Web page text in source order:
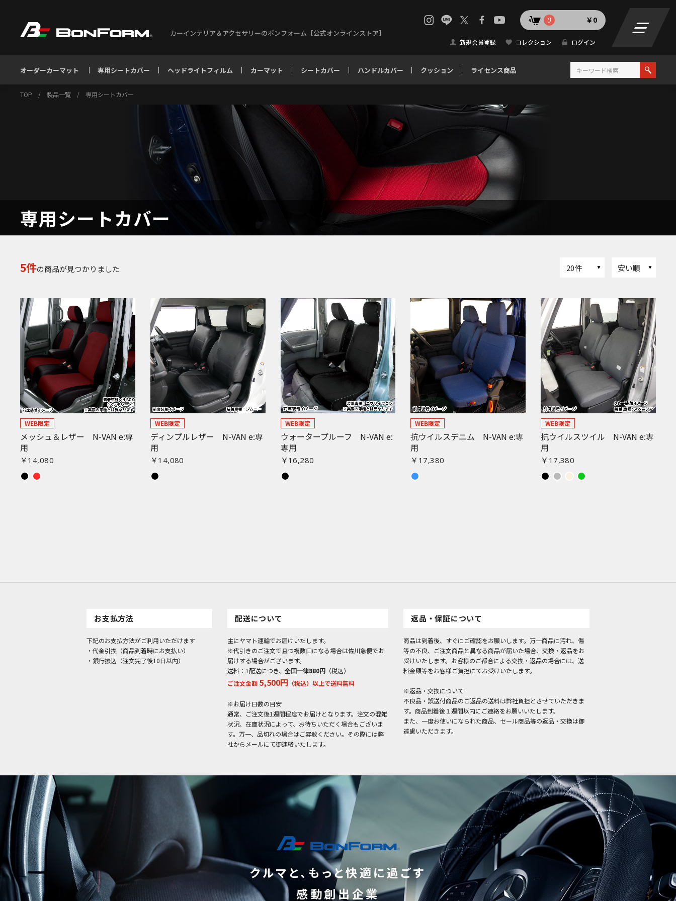
カーインテリア＆アクセサリーのボンフォーム【公式オンラインストア】
0 ￥0
新規会員登録 コレクション ログイン
オーダーカーマット 専用シートカバー ヘッドライトフィルム カーマット シートカバー ハンドルカバー クッション ライセンス商品
TOP / 製品一覧 / 専用シートカバー
専用シートカバー
5件の商品が見つかりました 20件 安い順
WEB限定
メッシュ＆レザー N-VAN e:専
用
￥14,080
WEB限定
ディンプルレザー N-VAN e:専
用
￥14,080
WEB限定
ウォータープルーフ N-VAN e:
専用
￥16,280
WEB限定
抗ウイルスデニム N-VAN e:専
用
￥17,380
WEB限定
抗ウイルスツイル N-VAN e:専
用
￥17,380
お支払方法
下記のお支払方法がご利用いただけます
・代金引換（商品到着時にお支払い）
・銀行振込（注文完了後10日以内）
配送について
主にヤマト運輸でお届けいたします。
※代引きのご注文で且つ複数口になる場合は佐川急便でお
届けする場合がございます。
送料：1配送につき、 全国一律880円 （税込）
ご注文金額 5,500円 （税込）以上で送料無料
※お届け日数の目安
通常、ご注文後1週間程度でお届けとなります。注文の混雑
状況、在庫状況によって、お待ちいただく場合もございま
す。万一、品切れの場合はご容赦ください。その際には弊
社からメールにて御連絡いたします。
返品・保証について
商品は到着後、すぐにご確認をお願いします。万一商品に汚れ、傷
等の不良、ご注文商品と異なる商品が届いた場合、交換・返品をお
受けいたします。お客様のご都合による交換・返品の場合には、送
料金額等をお客様ご負担にてお受けいたします。
※返品・交換について
不良品・誤送付商品のご返品の送料は弊社負担とさせていただきま
す。商品到着後１週間以内にご連絡をお願いいたします。
また、一度お使いになられた商品、セール商品等の返品・交換は御
遠慮いただきます。
クルマと、もっと快適に過ごす
感動創出企業